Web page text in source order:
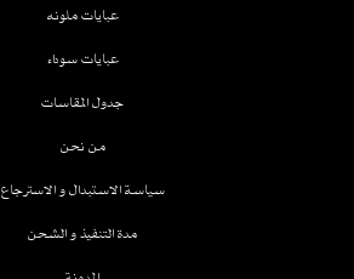
عبايات ملونه
عبايات سوداء
جدول المقاسات
من نحن
سياسة الاستبدال و الاسترجاع
مدة التنفيذ و الشحن